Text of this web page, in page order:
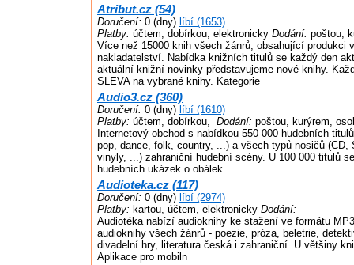
Atribut.cz (54)
Doručení: 0 (dny) líbí (1653)
Platby: účtem, dobírkou, elektronicky Dodání: poštou,
Více než 15000 knih všech žánrů, obsahující produkci
nakladatelství. Nabídka knižních titulů se každý den
aktuální knižní novinky představujeme nové knihy.
SLEVA na vybrané knihy. Kategorie
Audio3.cz (360)
Doručení: 0 (dny) líbí (1610)
Platby: účtem, dobírkou, Dodání: poštou, kurýrem,
Internetový obchod s nabídkou 550 000 hudebních
pop, dance, folk, country, ...) a všech typů nosičů (CD,
vinyly, ...) zahraniční hudební scény. U 100 000 titulů
hudebních ukázek o obálek
Audioteka.cz (117)
Doručení: 0 (dny) líbí (2974)
Platby: kartou, účtem, elektronicky Dodání:
Audiotéka nabízí audioknihy ke stažení ve formátu
audioknihy všech žánrů - poezie, próza, beletrie,
divadelní hry, literatura česká i zahraniční. U většiny
Aplikace pro mobiln